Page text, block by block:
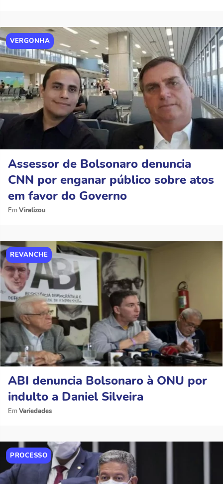
VERGONHA
Assessor de Bolsonaro denuncia
CNN por enganar público sobre atos
em favor do Governo
Viralizou
REVANCHE
ABI denuncia Bolsonaro à ONU por
indulto a Daniel Silveira
Variedades
PROCESSO